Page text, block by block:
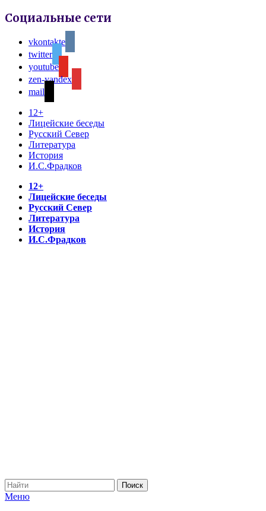
Социальные сети
vkontakte
twitter
youtube
zen-yandex
mail
12+
Лицейские беседы
Русский Север
Литература
История
И.С.Фрадков
12+
Лицейские беседы
Русский Север
Литература
История
И.С.Фрадков
Меню